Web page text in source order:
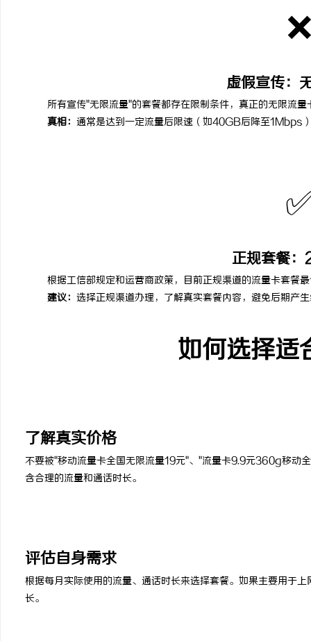
虚假宣传：
所有宣传"无限流量"的套餐都存在限制条件，真正的无限流量
真相： 通常是达到一定流量后限速（如40GB后降至1Mbps
正规套餐：
根据工信部规定和运营商政策，目前正规渠道的流量卡套餐
建议： 选择正规渠道办理，了解真实套餐内容，避免后期产
如何选择适
了解真实价格
不要被"移动流量卡全国无限流量19元"、"流量卡9.9元360g移动
含合理的流量和通话时长。
评估自身需求
根据每月实际使用的流量、通话时长来选择套餐。如果主要用于
长。